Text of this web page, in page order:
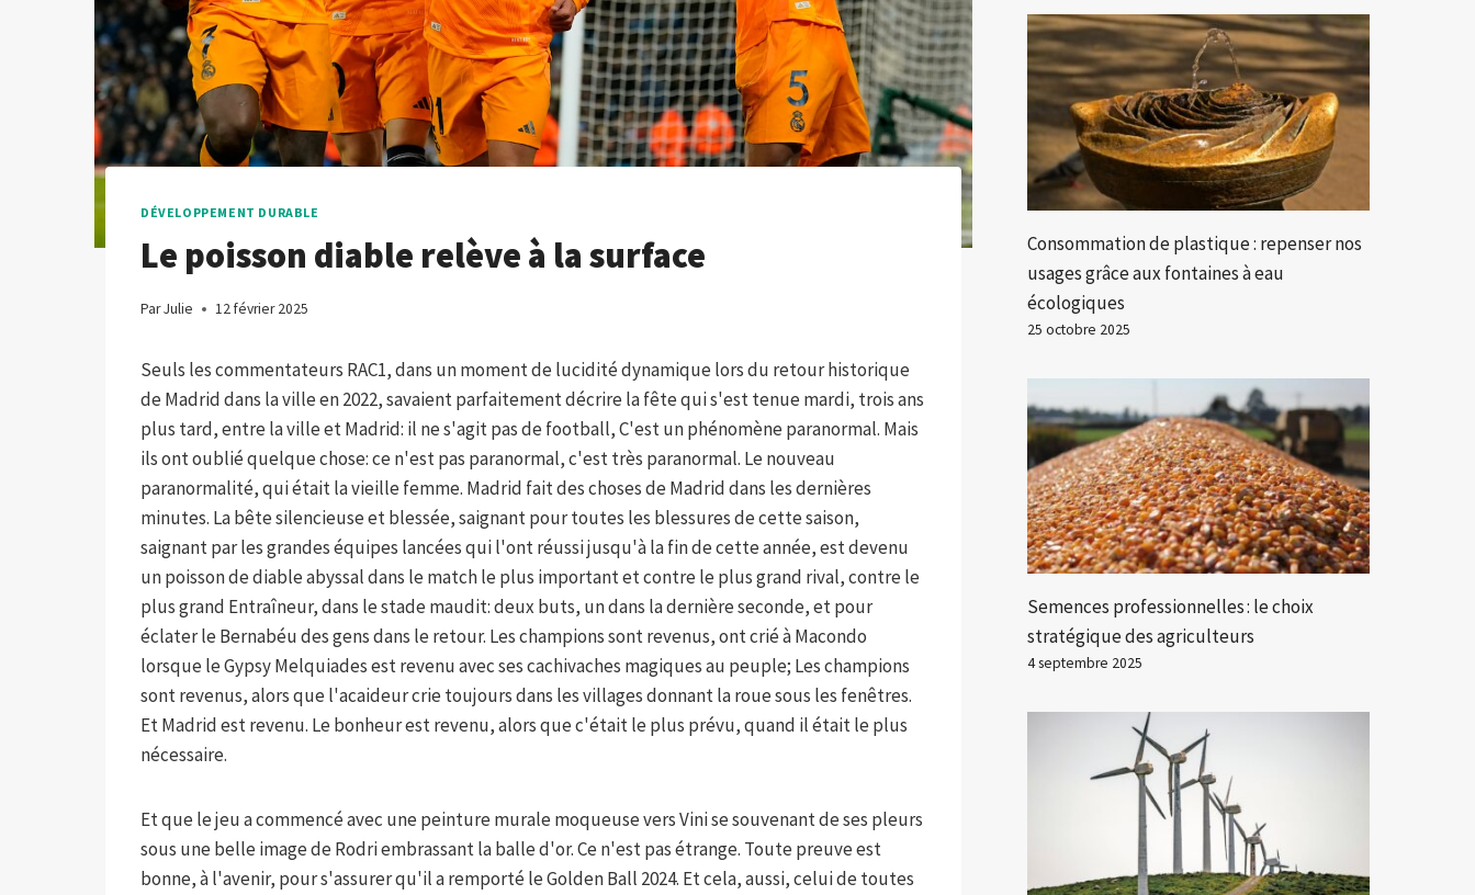
DÉVELOPPEMENT DURABLE
Le poisson diable relève à la surface
ParJulie 12 février 2025
Seuls les commentateurs RAC1, dans un moment de lucidité dynamique lors du retour historique
de Madrid dans la ville en 2022, savaient parfaitement décrire la fête qui s'est tenue mardi, trois ans
plus tard, entre la ville et Madrid: il ne s'agit pas de football, C'est un phénomène paranormal. Mais
ils ont oublié quelque chose: ce n'est pas paranormal, c'est très paranormal. Le nouveau
paranormalité, qui était la vieille femme. Madrid fait des choses de Madrid dans les dernières
minutes. La bête silencieuse et blessée, saignant pour toutes les blessures de cette saison,
saignant par les grandes équipes lancées qui l'ont réussi jusqu'à la fin de cette année, est devenu
un poisson de diable abyssal dans le match le plus important et contre le plus grand rival, contre le
plus grand Entraîneur, dans le stade maudit: deux buts, un dans la dernière seconde, et pour
éclater le Bernabéu des gens dans le retour. Les champions sont revenus, ont crié à Macondo
lorsque le Gypsy Melquiades est revenu avec ses cachivaches magiques au peuple; Les champions
sont revenus, alors que l'acaideur crie toujours dans les villages donnant la roue sous les fenêtres.
Et Madrid est revenu. Le bonheur est revenu, alors que c'était le plus prévu, quand il était le plus
nécessaire.
Et que le jeu a commencé avec une peinture murale moqueuse vers Vini se souvenant de ses pleurs
sous une belle image de Rodri embrassant la balle d'or. Ce n'est pas étrange. Toute preuve est
bonne, à l'avenir, pour s'assurer qu'il a remporté le Golden Ball 2024. Et cela, aussi, celui de toutes
Consommation de plastique : repenser nos
usages grâce aux fontaines à eau
écologiques
25 octobre 2025
Semences professionnelles : le choix
stratégique des agriculteurs
4 septembre 2025